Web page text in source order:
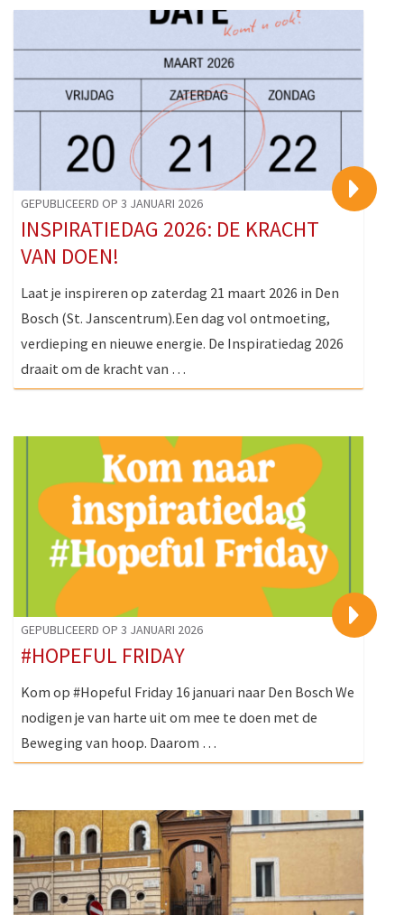
GEPUBLICEERD OP 3 JANUARI 2026
INSPIRATIEDAG 2026: DE KRACHT
VAN DOEN!
Laat je inspireren op zaterdag 21 maart 2026 in Den
Bosch (St. Janscentrum).Een dag vol ontmoeting,
verdieping en nieuwe energie. De Inspiratiedag 2026
draait om de kracht van …
GEPUBLICEERD OP 3 JANUARI 2026
#HOPEFUL FRIDAY
Kom op #Hopeful Friday 16 januari naar Den Bosch We
nodigen je van harte uit om mee te doen met de
Beweging van hoop. Daarom …